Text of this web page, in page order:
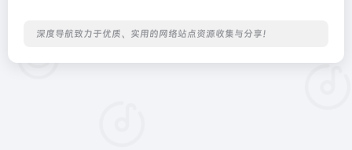
深度导航致力于优质、实用的网络站点资源收集与分享！